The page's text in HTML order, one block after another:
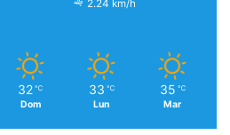
2.24 km/h
32 ℃
Dom
33 ℃
Lun
35 ℃
Mar